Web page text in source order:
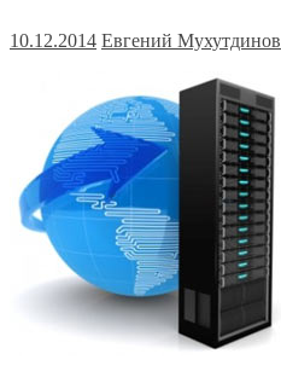
10.12.2014 Евгений Мухутдинов